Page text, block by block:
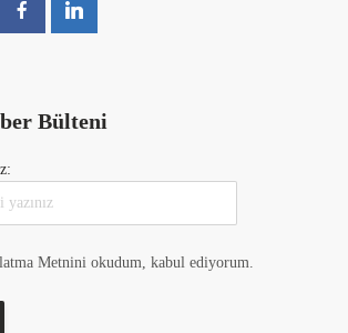
Bülteni
Metnini okudum, kabul ediyorum.